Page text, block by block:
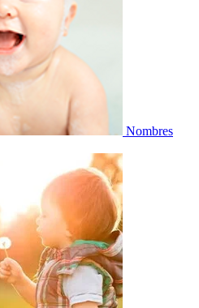
Nombres